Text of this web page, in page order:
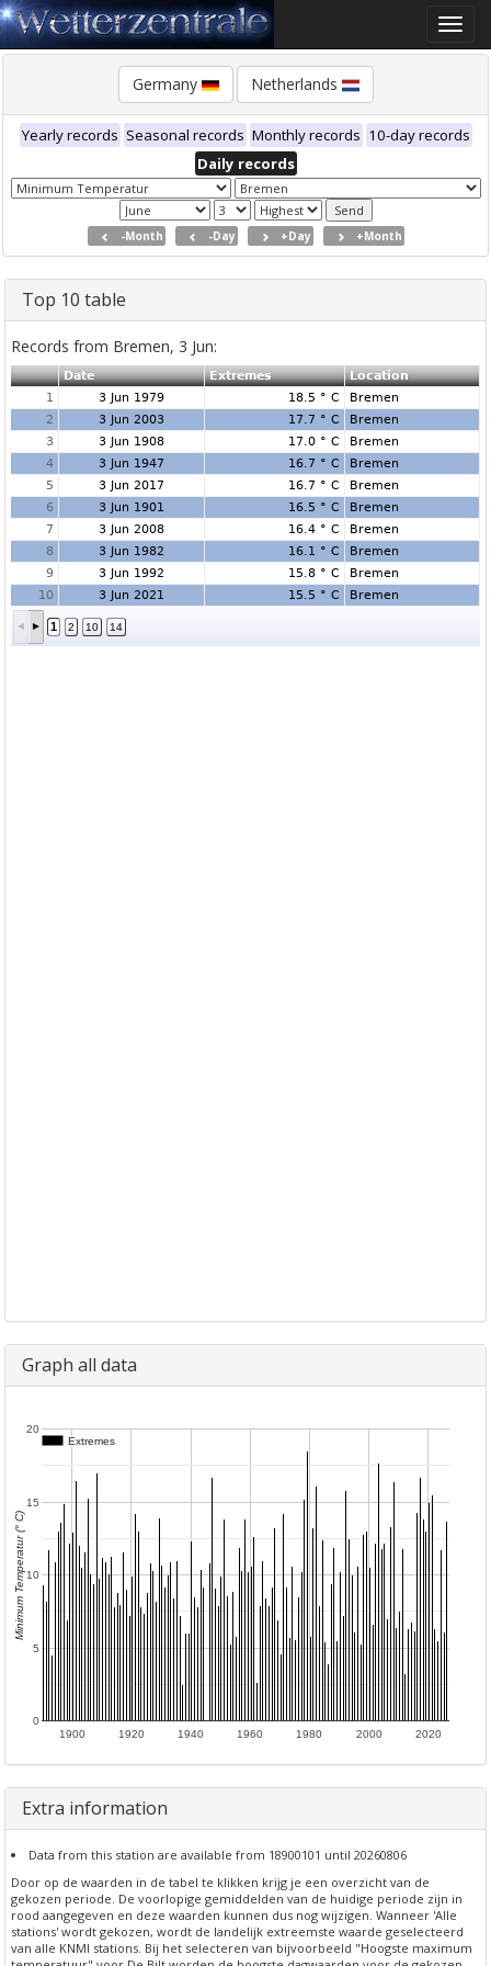
Toggle
Germany Netherlands
Yearly records Seasonal records Monthly records 10-day records
Daily records
-Month -Day +Day +Month
Top 10 table
Records from Bremen, 3 Jun:
Date Extremes
Location
1
3 Jun 1979 18.5 ° C
Bremen
2
3 Jun 2003 17.7 ° C
Bremen
3
3 Jun 1908 17.0 ° C
Bremen
4
3 Jun 1947 16.7 ° C
Bremen
5
3 Jun 2017 16.7 ° C
Bremen
6
3 Jun 1901 16.5 ° C
Bremen
7
3 Jun 2008 16.4 ° C
Bremen
8
3 Jun 1982 16.1 ° C
Bremen
9
3 Jun 1992 15.8 ° C
Bremen
10
3 Jun 2021 15.5 ° C Bremen
1 2 10 14
Graph all data
1900 1920 1940 1960 1980 2000 2020
0
5
10
15
20
Extremes
Extremes
Minimum Temperatur (° C)
Extra information
Data from this station are available from 18900101 until 20260806
Door op de waarden in de tabel te klikken krijg je een overzicht van de
gekozen periode. De voorlopige gemiddelden van de huidige periode zijn in
rood aangegeven en deze waarden kunnen dus nog wijzigen. Wanneer 'Alle
stations' wordt gekozen, wordt de landelijk extreemste waarde geselecteerd
van alle KNMI stations. Bij het selecteren van bijvoorbeeld "Hoogste maximum